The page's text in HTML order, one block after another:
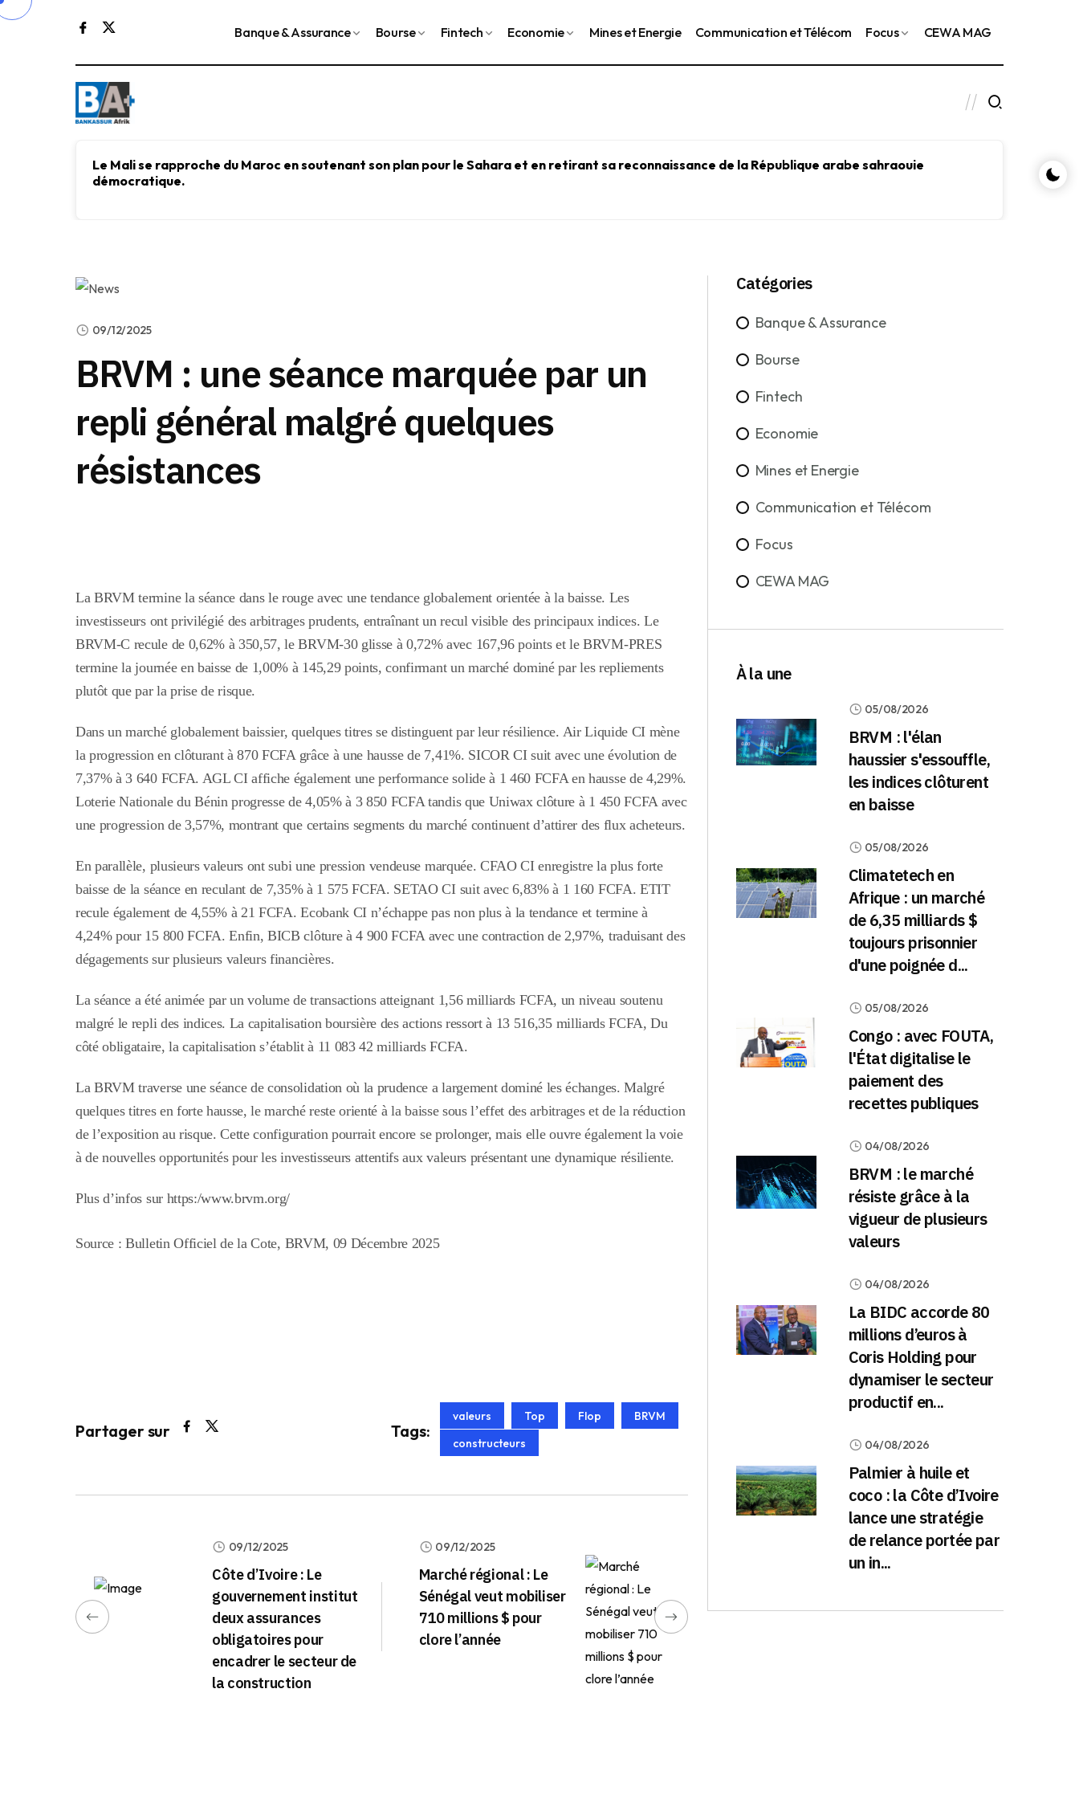
Banque & Assurance Bourse Fintech Economie Mines et Energie Communication et Télécom Focus CEWA MAG
Le Mali se rapproche du Maroc en soutenant son plan pour le Sahara et en retirant sa reconnaissance de la République arabe sahraouie
démocratique.
Le
le
09/12/2025
BRVM : une séance marquée par un
repli général malgré quelques
résistances
La BRVM termine la séance dans le rouge avec une tendance globalement orientée à la baisse. Les
investisseurs ont privilégié des arbitrages prudents, entraînant un recul visible des principaux indices. Le
BRVM-C recule de 0,62% à 350,57, le BRVM-30 glisse à 0,72% avec 167,96 points et le BRVM-PRES
termine la journée en baisse de 1,00% à 145,29 points, confirmant un marché dominé par les repliements
plutôt que par la prise de risque.
Dans un marché globalement baissier, quelques titres se distinguent par leur résilience. Air Liquide CI mène
la progression en clôturant à 870 FCFA grâce à une hausse de 7,41%. SICOR CI suit avec une évolution de
7,37% à 3 640 FCFA. AGL CI affiche également une performance solide à 1 460 FCFA en hausse de 4,29%.
Loterie Nationale du Bénin progresse de 4,05% à 3 850 FCFA tandis que Uniwax clôture à 1 450 FCFA avec
une progression de 3,57%, montrant que certains segments du marché continuent d’attirer des flux acheteurs.
En parallèle, plusieurs valeurs ont subi une pression vendeuse marquée. CFAO CI enregistre la plus forte
baisse de la séance en reculant de 7,35% à 1 575 FCFA. SETAO CI suit avec 6,83% à 1 160 FCFA. ETIT
recule également de 4,55% à 21 FCFA. Ecobank CI n’échappe pas non plus à la tendance et termine à
4,24% pour 15 800 FCFA. Enfin, BICB clôture à 4 900 FCFA avec une contraction de 2,97%, traduisant des
dégagements sur plusieurs valeurs financières.
La séance a été animée par un volume de transactions atteignant 1,56 milliards FCFA, un niveau soutenu
malgré le repli des indices. La capitalisation boursière des actions ressort à 13 516,35 milliards FCFA, Du
côté obligataire, la capitalisation s’établit à 11 083 42 milliards FCFA.
La BRVM traverse une séance de consolidation où la prudence a largement dominé les échanges. Malgré
quelques titres en forte hausse, le marché reste orienté à la baisse sous l’effet des arbitrages et de la réduction
de l’exposition au risque. Cette configuration pourrait encore se prolonger, mais elle ouvre également la voie
à de nouvelles opportunités pour les investisseurs attentifs aux valeurs présentant une dynamique résiliente.
Plus d’infos sur https:/www.brvm.org/
Source : Bulletin Officiel de la Cote, BRVM, 09 Décembre 2025
Partager sur Tags:
valeurs Top Flop
BRVM
constructeurs
09/12/2025
Côte d’Ivoire : Le
gouvernement institut
deux assurances
obligatoires pour
encadrer le secteur de
la construction
09/12/2025
Marché régional : Le
Sénégal veut mobiliser
710 millions $ pour
clore l’année
Catégories
Banque & Assurance
Bourse
Fintech
Economie
Mines et Energie
Communication et Télécom
Focus
CEWA MAG
À la une
05/08/2026
BRVM : l'élan
haussier s'essouffle,
les indices clôturent
en baisse
05/08/2026
Climatetech en
Afrique : un marché
de 6,35 milliards $
toujours prisonnier
d'une poignée d...
05/08/2026
Congo : avec FOUTA,
l'État digitalise le
paiement des
recettes publiques
04/08/2026
BRVM : le marché
résiste grâce à la
vigueur de plusieurs
valeurs
04/08/2026
La BIDC accorde 80
millions d’euros à
Coris Holding pour
dynamiser le secteur
productif en...
04/08/2026
Palmier à huile et
coco : la Côte d’Ivoire
lance une stratégie
de relance portée par
un in...